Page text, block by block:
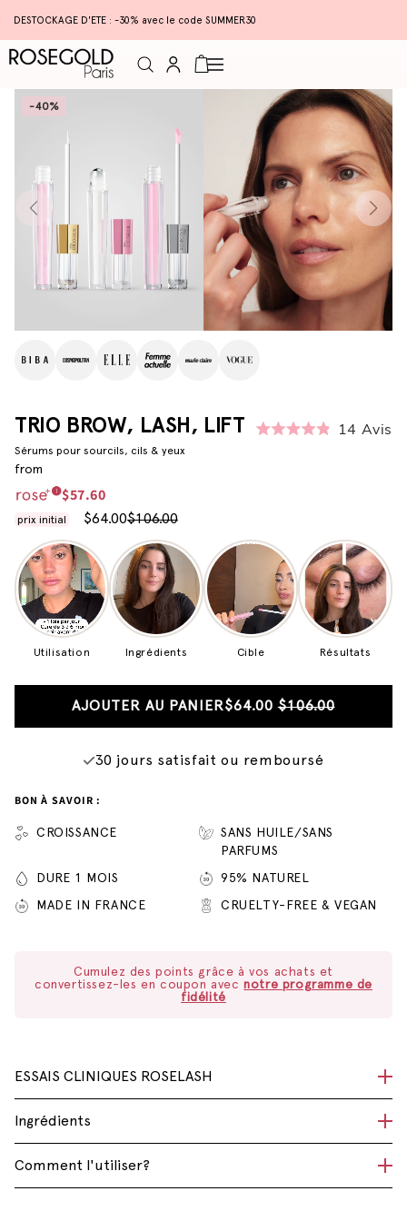
DESTOCKAGE D'ETE : -30% avec le code SUMMER30
ConnexionPanier
-40%
TRIO BROW, LASH, LIFT
Sérums pour sourcils, cils & yeux
from
$57.60
$64.00$106.00
14 Avis
Utilisation Ingrédients Cible Résultats
AJOUTER AU PANIER$64.00 $106.00
30 jours satisfait ou remboursé
BON À SAVOIR :
CROISSANCE
SANS HUILE/SANS
PARFUMS
DURE 1 MOIS 95% NATUREL
MADE IN FRANCE CRUELTY-FREE & VEGAN
Cumulez des points grâce à vos achats et
convertissez-les en coupon avecnotre programme de
fidélité
ESSAIS CLINIQUES ROSELASH
Ingrédients
vitamine H est une vitamine essentielle apportée à
l’organisme par voie alimentaire. Une déficience en biotine
Comment l'utiliser?